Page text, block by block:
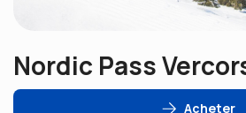
Nordic Pass
Acheter